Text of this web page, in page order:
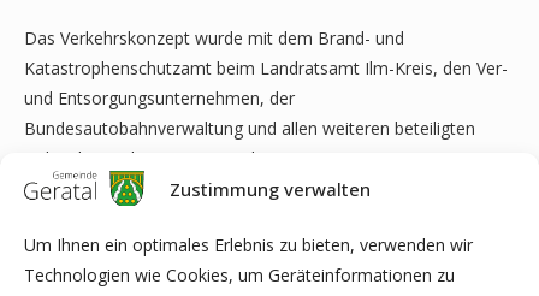
Zustimmung verwalten
Um Ihnen ein optimales Erlebnis zu bieten, verwenden wir
Technologien wie Cookies, um Geräteinformationen zu
Das Verkehrskonzept wurde mit dem Brand- und
Katastrophenschutzamt beim Landratsamt Ilm-Kreis, den Ver-
und Entsorgungsunternehmen, der
Bundesautobahnverwaltung und allen weiteren beteiligten
Behörden und Institutionen abgestimmt.
Wolfgang Holl
Geschäftsleiter WAwZV „Obere Gera“